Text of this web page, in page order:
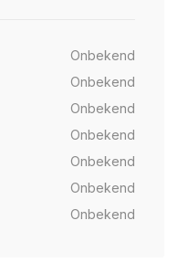
Onbekend
Onbekend
Onbekend
Onbekend
Onbekend
Onbekend
Onbekend